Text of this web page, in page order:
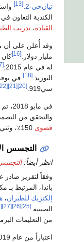
تيان‌خى-2
[13]
الكندية التعاون في مارس
القيادة، تدريب
مليار دولار.
[16]
له في عام 2015;
[17]
التوريد. [18] في نوفمبر 2014 أعلنت ژوهاي للطيران عن تأجيل
سي919.
[20]
[21]
[22]
في مايو 2018، تم الكشف عن تطوير الجناح
والتحقق من
قصوى
التجسس
انظر أيضاً:
وفقاً لتقرير صادر
باندا، المرتبط بـ
إلكتريك للطيران،
الصينية.[25]
[26]
[27]
[28]
من التعليمات
اعتباراً من عام 2019، ألقي القبض على أربعة أشخاص في الولايات المتحدة نتيجة التحقيقات في هذا التجسس الاقتصادي وسرقة الأسرار التجارية.